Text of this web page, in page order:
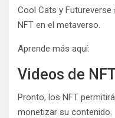
Cool Cats y
NFT en el metaverso.
Aprende más aquí:
Videos de
Pronto, los NFT
monetizar su contenido.